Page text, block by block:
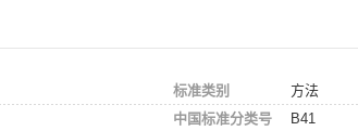
标准类别
方法
中国标准分类号
B41